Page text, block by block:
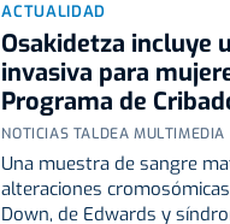
ACTUALIDAD
Osakidetza incluye
invasiva para
Programa de
NOTICIAS TALDEA MULTIMEDIA
Una muestra de sangre
alteraciones
Down, de Edwards y